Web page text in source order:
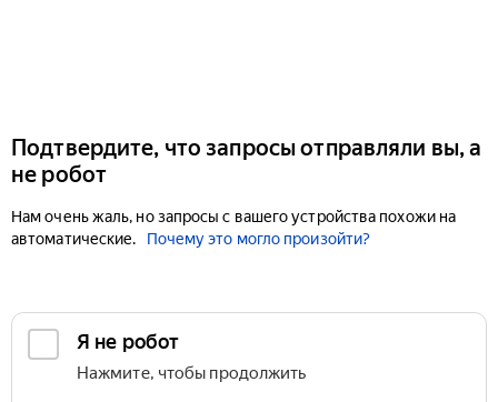
Подтвердите, что запросы отправляли вы, а
не робот
Нам очень жаль, но запросы с вашего устройства похожи на
автоматические.
Почему это могло произойти?